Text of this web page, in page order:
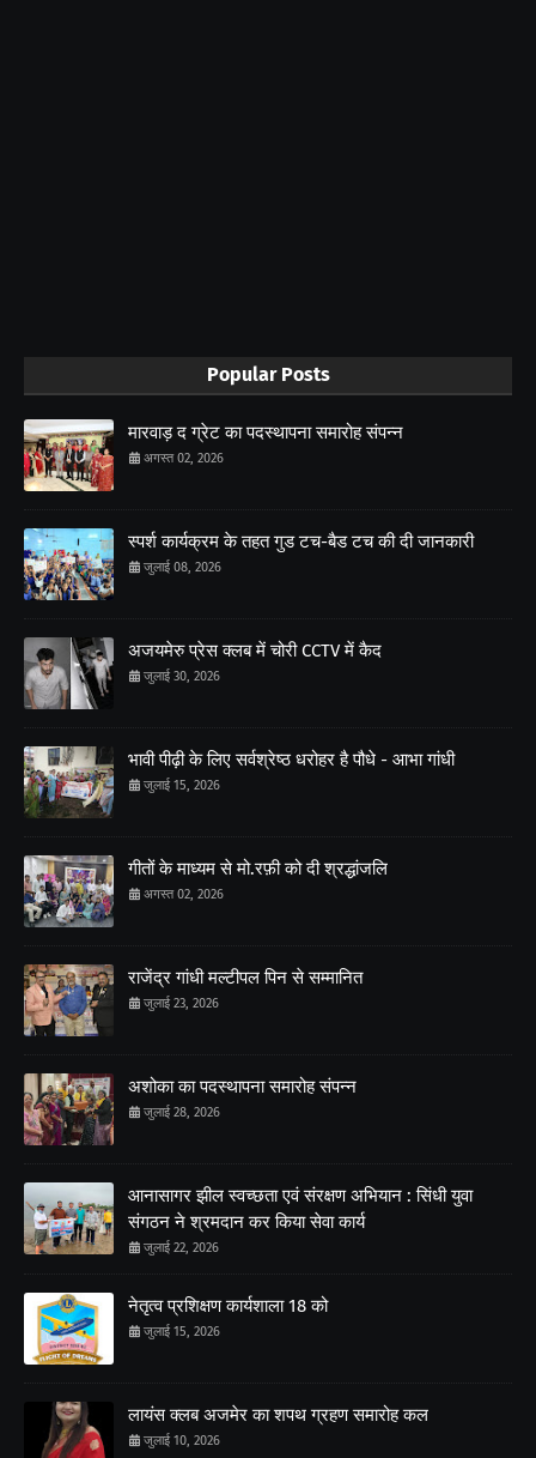
Popular Posts
मारवाड़ द ग्रेट का पदस्थापना समारोह संपन्न
अगस्त 02, 2026
स्पर्श कार्यक्रम के तहत गुड टच-बैड टच की दी जानकारी
जुलाई 08, 2026
अजयमेरु प्रेस क्लब में चोरी CCTV में कैद
जुलाई 30, 2026
भावी पीढ़ी के लिए सर्वश्रेष्ठ धरोहर है पौधे - आभा गांधी
जुलाई 15, 2026
गीतों के माध्यम से मो.रफ़ी को दी श्रद्धांजलि
अगस्त 02, 2026
राजेंद्र गांधी मल्टीपल पिन से सम्मानित
जुलाई 23, 2026
अशोका का पदस्थापना समारोह संपन्न
जुलाई 28, 2026
आनासागर झील स्वच्छता एवं संरक्षण अभियान : सिंधी युवा
संगठन ने श्रमदान कर किया सेवा कार्य
जुलाई 22, 2026
नेतृत्व प्रशिक्षण कार्यशाला 18 को
जुलाई 15, 2026
लायंस क्लब अजमेर का शपथ ग्रहण समारोह कल
जुलाई 10, 2026